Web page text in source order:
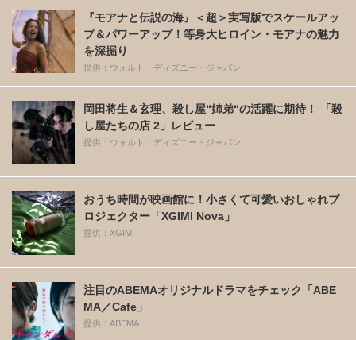
『モアナと伝説の海』＜超＞実写版でスケールアッ
プ＆パワーアップ！等身大ヒロイン・モアナの魅力
を深掘り
提供：ウォルト・ディズニー・ジャパン
岡田将生＆玄理、殺し屋“姉弟“の活躍に期待！ 「殺
し屋たちの店 2」レビュー
提供：ウォルト・ディズニー・ジャパン
おうち時間が映画館に！小さくて可愛いおしゃれプ
ロジェクター「XGIMI Nova」
提供：XGIMI
注目のABEMAオリジナルドラマをチェック「ABE
MA／Cafe」
提供：ABEMA